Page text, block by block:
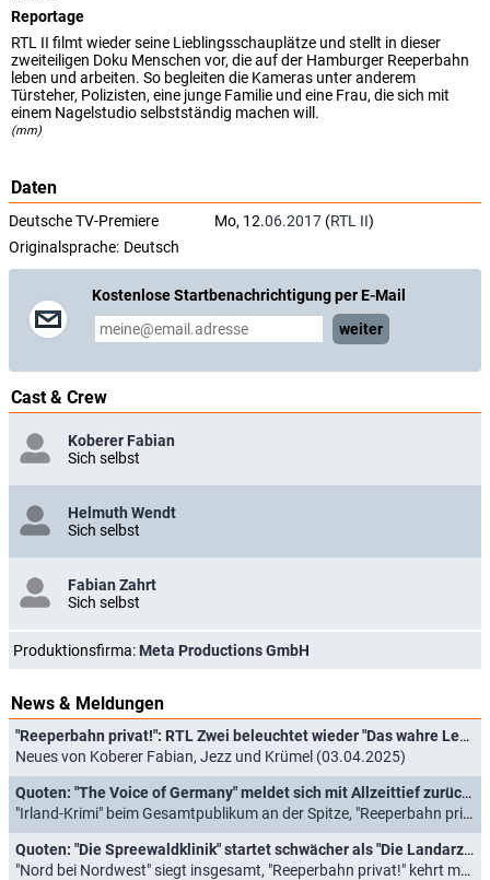
Reportage
RTL II filmt wieder seine Lieblingsschauplätze und stellt in dieser
zweiteiligen Doku Menschen vor, die auf der Hamburger Reeperbahn
leben und arbeiten. So begleiten die Kameras unter anderem
Türsteher, Polizisten, eine junge Familie und eine Frau, die sich mit
einem Nagelstudio selbstständig machen will.
(mm)
Daten
Deutsche TV-Premiere Mo, 12.06.2017 (RTL II)
Originalsprache: Deutsch
Kostenlose Startbenachrichtigung per E-Mail
weiter
Cast & Crew
Koberer Fabian
Sich selbst
Helmuth Wendt
Sich selbst
Fabian Zahrt
Sich selbst
Produktionsfirma: Meta Productions GmbH
News & Meldungen
"Reeperbahn privat!": RTL Zwei beleuchtet wieder "Das wahre Leben auf dem Kiez"
Neues von Koberer Fabian, Jezz und Krümel (03.04.2025)
Quoten: "The Voice of Germany" meldet sich mit Allzeittief zurück, Europa League siegt in der Zielgruppe
"Irland-Krimi" beim Gesamtpublikum an der Spitze, "Reeperbahn privat!" endet mit Rekord (27.09.2024)
Quoten: "Die Spreewaldklinik" startet schwächer als "Die Landarztpraxis", neuer Rekord für "Dschungel-Legenden"
"Nord bei Nordwest" siegt insgesamt, "Reeperbahn privat!" kehrt mau zurück (30.08.2024)